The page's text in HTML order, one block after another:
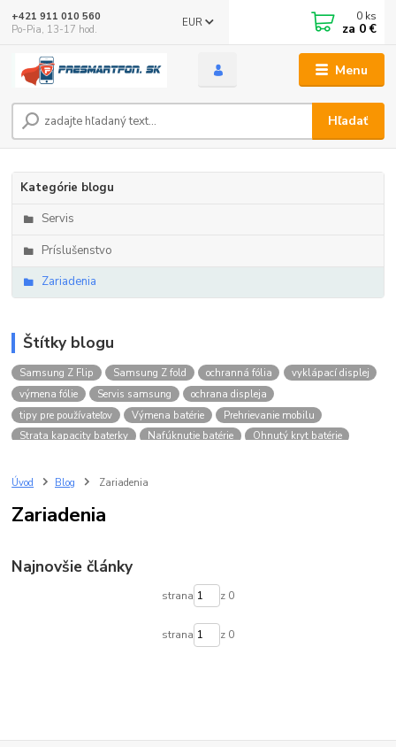
Menu
EUR
Hľadať
+421 911 010 560
Po-Pia, 13-17 hod.
0 ks
za 0 €
Kategórie blogu
Servis
Príslušenstvo
Zariadenia
Štítky blogu
Samsung Z Flip Samsung Z fold ochranná fólia
vyklápací displej
výmena fólie
Servis samsung
ochrana displeja
tipy pre používateľov
Výmena batérie
Prehrievanie mobilu
Strata kapacity baterky
Nafúknutie batérie Ohnutý kryt batérie
Úvod Blog Zariadenia
Zariadenia
Najnovšie články
strana z 0
strana z 0